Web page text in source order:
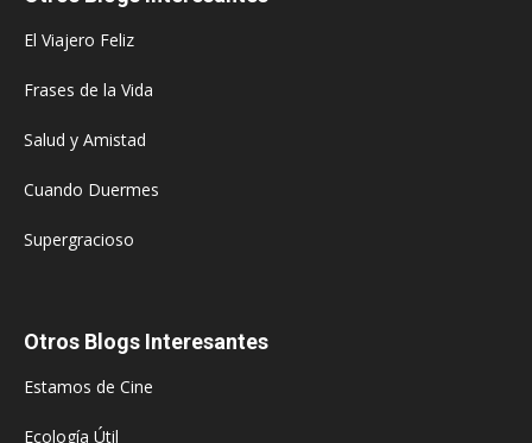
El Viajero Feliz
Frases de la Vida
Salud y Amistad
Cuando Duermes
Supergracioso
Otros Blogs Interesantes
Estamos de Cine
Ecología Útil